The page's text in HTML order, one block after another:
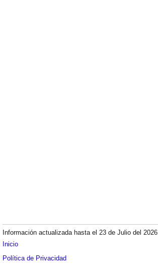
Información actualizada hasta el 23 de Julio del 2026.
Inicio
Política de Privacidad